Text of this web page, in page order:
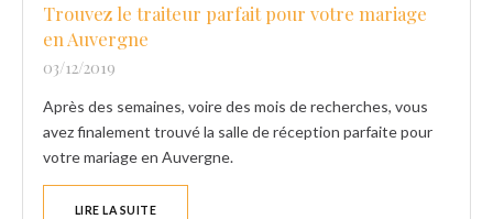
Trouvez le traiteur parfait pour votre mariage
en Auvergne
03/12/2019
Après des semaines, voire des mois de recherches, vous
avez finalement trouvé la salle de réception parfaite pour
votre mariage en Auvergne.
LIRE LA SUITE